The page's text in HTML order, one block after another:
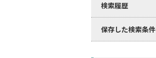
検索履歴
保存した検索条件